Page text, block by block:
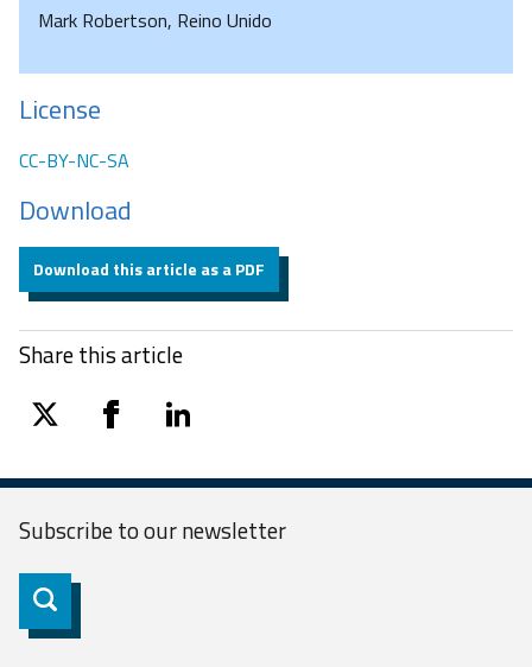
Mark Robertson, Reino Unido
License
CC-BY-NC-SA
Download
Download this article as a PDF
Share this article
twitter facebooklinkedin
Subscribe to ournewsletter
Subscribe